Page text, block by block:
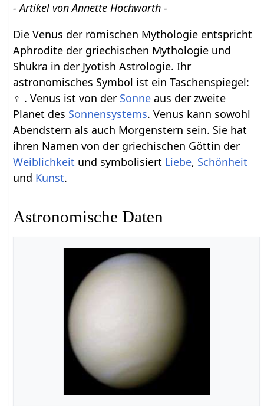
- Artikel von Annette Hochwarth -
Die Venus der römischen Mythologie entspricht
Aphrodite der griechischen Mythologie und
Shukra in der Jyotish Astrologie. Ihr
astronomisches Symbol ist ein Taschenspiegel:
♀ . Venus ist von der Sonne aus der zweite
Planet des Sonnensystems. Venus kann sowohl
Abendstern als auch Morgenstern sein. Sie hat
ihren Namen von der griechischen Göttin der
Weiblichkeit und symbolisiert Liebe, Schönheit
und Kunst.
Astronomische Daten